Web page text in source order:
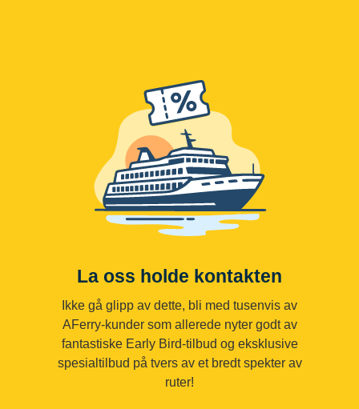
La oss holde kontakten
Ikke gå glipp av dette, bli med tusenvis av
AFerry-kunder som allerede nyter godt av
fantastiske Early Bird-tilbud og eksklusive
spesialtilbud på tvers av et bredt spekter av
ruter!